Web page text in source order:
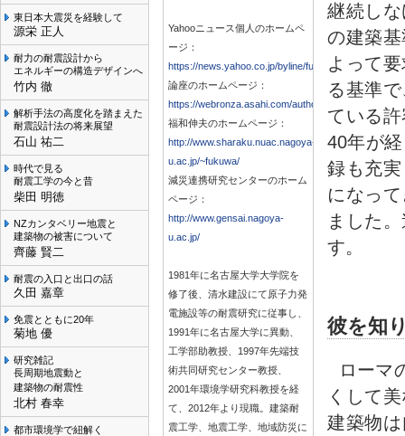
東日本大震災を経験して
源栄 正人
耐力の耐震設計から
エネルギーの構造デザインへ
竹内 徹
解析手法の高度化を踏まえた
耐震設計法の将来展望
石山 祐二
時代で見る
耐震工学の今と昔
柴田 明徳
NZカンタベリー地震と
建築物の被害について
齊藤 賢二
耐震の入口と出口の話
久田 嘉章
免震とともに20年
菊地 優
研究雑記
長周期地震動と
建築物の耐震性
北村 春幸
都市環境学で紐解く
Yahooニュース個人のホームペ
ージ：
https://news.yahoo.co.jp/byline/fukuwanobuo/
論座のホームページ：
https://webronza.asahi.com/authors/
福和伸夫のホームページ：
http://www.sharaku.nuac.nagoya-
u.ac.jp/~fukuwa/
減災連携研究センターのホーム
ページ：
http://www.gensai.nagoya-
u.ac.jp/
1981年に名古屋大学大学院を
修了後、清水建設にて原子力発
電施設等の耐震研究に従事し、
1991年に名古屋大学に異動、
工学部助教授、1997年先端技
術共同研究センター教授、
2001年環境学研究科教授を経
て、2012年より現職。建築耐
震工学、地震工学、地域防災に
継続し
の建築
よって
る基準
ている
40年が
録も充
になっ
ました
す。
彼を知
ローマ
くして
建築物